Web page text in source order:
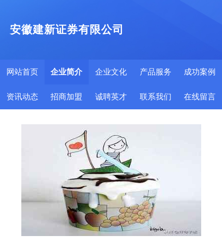
安徽建新证券有限公司
网站首页 企业简介 企业文化 产品服务 成功案例
资讯动态 招商加盟 诚聘英才 联系我们 在线留言